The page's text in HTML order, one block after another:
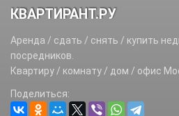
КВАРТИРАНТ.РУ
Аренда / сдать / снять / купить
посредников.
Квартиру / комнату / дом / офис
Поделиться: